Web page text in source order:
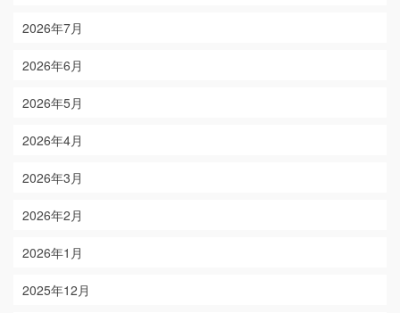
2026年7月
2026年6月
2026年5月
2026年4月
2026年3月
2026年2月
2026年1月
2025年12月